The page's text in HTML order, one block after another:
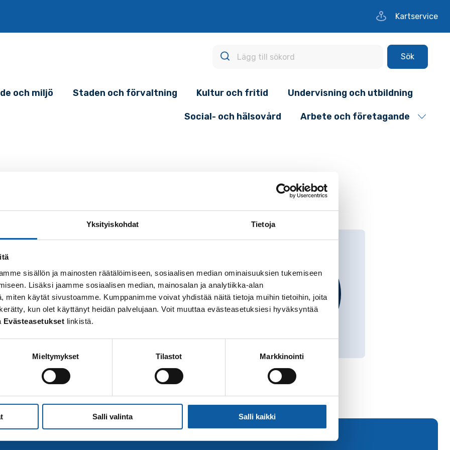
Yksityiskohdat Tietoja
sisällön ja mainosten räätälöimiseen, sosiaalisen median ominaisuuksien tukemiseen
Lisäksi jaamme sosiaalisen median, mainosalan ja analytiikka-alan
miten käytät sivustoamme. Kumppanimme voivat yhdistää näitä tietoja muihin tietoihin, joita
kun olet käyttänyt heidän palvelujaan. Voit muuttaa evästeasetuksiesi hyväksyntää
Evästeasetukset linkistä.
Mieltymykset Tilastot Markkinointi
Salli valinta Salli kaikki
Kartservice
Sök
och miljö Staden och förvaltning Kultur och fritid Undervisning och utbildning
Social- och hälsovård Arbete och företagande